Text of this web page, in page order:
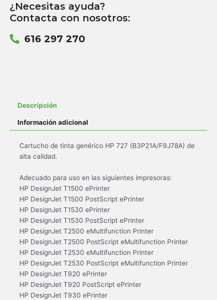
¿Necesitas ayuda?
Contacta con nosotros:
616 297 270
Descripción
Información adicional
Cartucho de tinta genérico HP 727 (B3P21A/F9J78A) de
alta calidad.
Adecuado para uso en las siguientes impresoras:
HP DesignJet T1500 ePrinter
HP DesignJet T1500 PostScript ePrinter
HP DesignJet T1530 ePrinter
HP DesignJet T1530 PostScript ePrinter
HP DesignJet T2500 eMultifunction Printer
HP DesignJet T2500 PostScript eMultifunction Printer
HP DesignJet T2530 eMultifunction Printer
HP DesignJet T2530 PostScript eMultifunction Printer
HP DesignJet T920 ePrinter
HP DesignJet T920 PostScript ePrinter
HP DesignJet T930 ePrinter